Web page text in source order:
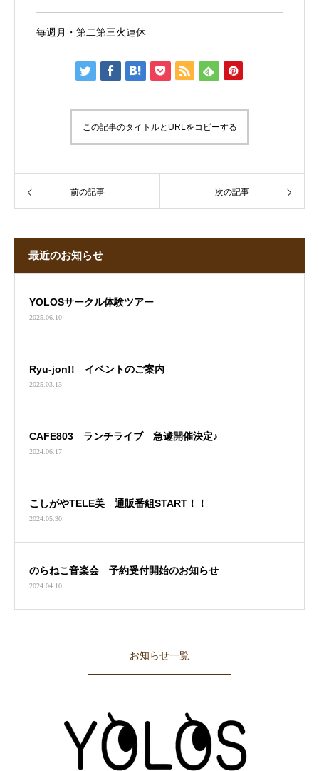
毎週月・第二第三火連休
この記事のタイトルとURLをコピーする
前の記事 次の記事
最近のお知らせ
YOLOSサークル体験ツアー
2025.06.10
Ryu-jon!! イベントのご案内
2025.03.13
CAFE803 ランチライブ 急遽開催決定♪
2024.06.17
こしがやTELE美 通販番組START！！
2024.05.30
のらねこ音楽会 予約受付開始のお知らせ
2024.04.10
お知らせ一覧